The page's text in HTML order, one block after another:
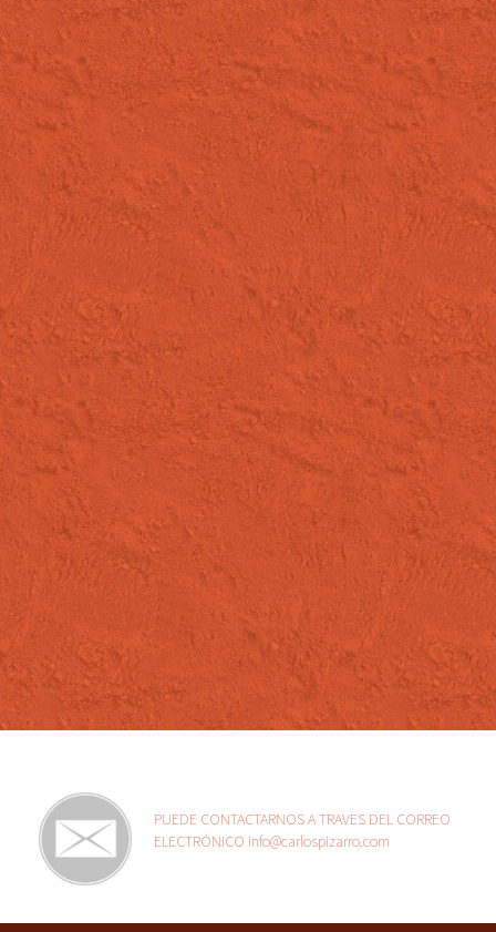
PUEDE CONTACTARNOS A TRAVES DEL CORREO
ELECTRÓNICO info@carlospizarro.com